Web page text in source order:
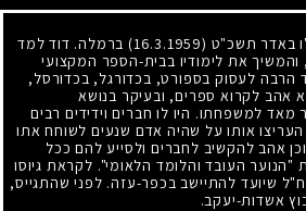
באדר תשכ"ט (16.3.1959)
ברמלה. דוד למד
את לימודיו בבית-הספר המקצועי
לעסוק בספורט, בכדורגל, בכדורסל,
אהב לקרוא ספרים, ובעיקר בנושא
מאד למשפחתו. היו לו חברים וידידים רבים
אותו על שהיה אדם שנעים לשוחח אתו
אהב להקשיב לחברים ולסייע להם ככל
העובד והלומד הלאומי". לקראת גיוסו
שיועד להתיישב בכפר-עזה. לפני שהתגייס,
אשדות-יעקב.